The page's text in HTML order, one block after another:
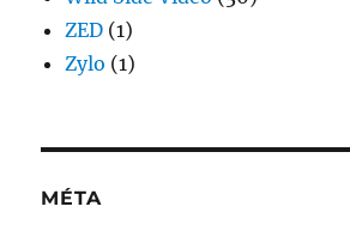
ZED (1)
Zylo (1)
MÉTA